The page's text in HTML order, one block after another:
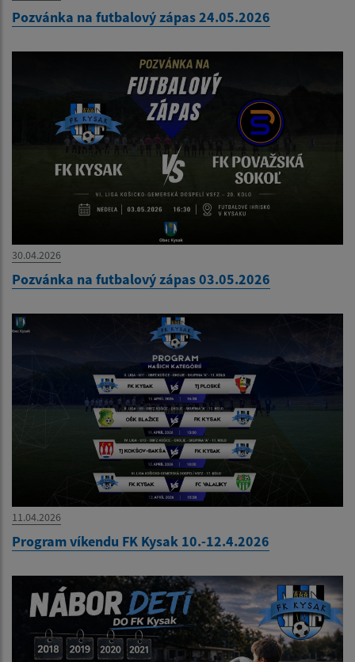
Pozvánka na futbalový zápas 24.05.2026
30.04.2026
Pozvánka na futbalový zápas 03.05.2026
11.04.2026
Program víkendu FK Kysak 10.-12.4.2026